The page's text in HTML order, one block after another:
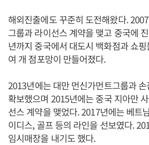
해외진출에도 꾸준히 도전해왔다.
그룹과 라이선스 계약을 맺고 중국에
년까지 중국에서 대도시 백화점과 쇼
여 개 점포망이 만들어졌다.
2013년에는 대만 먼신가먼트그룹과
확보했으며 2015년에는 중국 지아만
선스 계약을 맺었다. 2017년에는 베트
이디스, 골프 등의 라인을 선보였다.
임시매장을 내기도 했다.